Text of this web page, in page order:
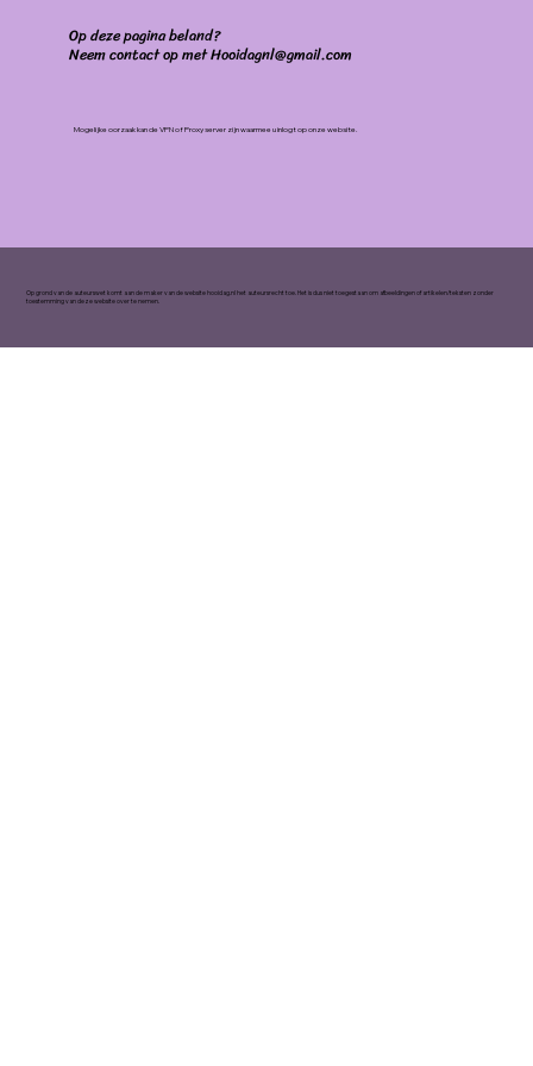
Op deze pagina beland?
Neem contact op met Hooidagnl@gmail.com
Mogelijke oorzaak kan de VPN of Proxy server zijn waarmee u inlogt op onze website.
Op grond van de auteurswet komt aan de maker van de website hooidag.nl het auteursrecht toe. Het is dus niet toegestaan om afbeeldingen of artikelen/teksten zonder
toestemming van deze website over te nemen.